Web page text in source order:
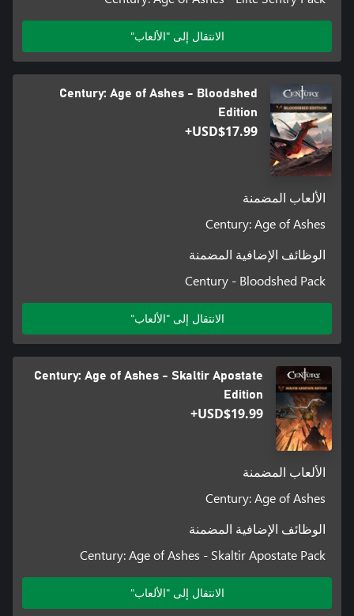
الانتقال إلى "الألعاب"
Century: Age of Ashes - Bloodshed
Edition
USD$17.99+
الألعاب المضمنة
Century: Age of Ashes
الوظائف الإضافية المضمنة
Century - Bloodshed Pack
الانتقال إلى "الألعاب"
Century: Age of Ashes - Skaltir Apostate
Edition
USD$19.99+
الألعاب المضمنة
Century: Age of Ashes
الوظائف الإضافية المضمنة
Century: Age of Ashes - Skaltir Apostate Pack
الانتقال إلى "الألعاب"